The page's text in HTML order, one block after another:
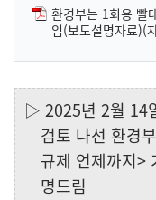
환경부는 1회용 빨
임(보도설명자료)(
▷ 2025년 2월 14
검토 나선 환경
규제 언제까지>
명드림